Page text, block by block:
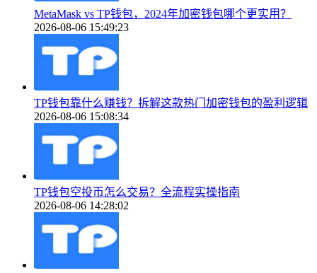
MetaMask vs TP钱包，2024年加密钱包哪个更实用？
2026-08-06 15:49:23
TP钱包靠什么赚钱？拆解这款热门加密钱包的盈利逻辑
2026-08-06 15:08:34
TP钱包空投币怎么交易？全流程实操指南
2026-08-06 14:28:02